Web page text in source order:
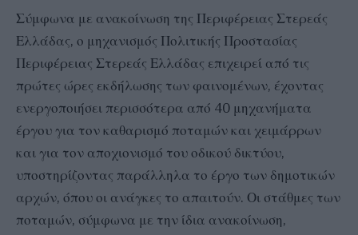
Σύμφωνα με ανακοίνωση της Περιφέρειας Στερεάς
Ελλάδας, ο μηχανισμός Πολιτικής Προστασίας
Περιφέρειας Στερεάς Ελλάδας επιχειρεί από τις
πρώτες ώρες εκδήλωσης των φαινομένων, έχοντας
ενεργοποιήσει περισσότερα από 40 μηχανήματα
έργου για τον καθαρισμό ποταμών και χειμάρρων
και για τον αποχιονισμό του οδικού δικτύου,
υποστηρίζοντας παράλληλα το έργο των δημοτικών
αρχών, όπου οι ανάγκες το απαιτούν. Οι στάθμες των
ποταμών, σύμφωνα με την ίδια ανακοίνωση,